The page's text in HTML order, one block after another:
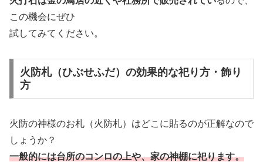
この機会にぜひ
試してみてください。
火防札（ひぶせふだ）の効果的な祀り方・飾り
方
火防の神様のお札（火防札）はどこに貼るのが正解なので
しょうか？
一般的には台所のコンロの上や、家の神棚に祀ります。